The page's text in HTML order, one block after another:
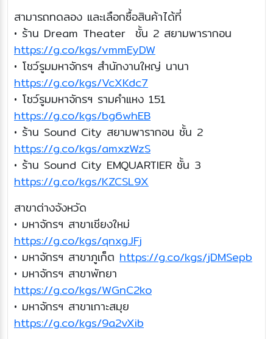
สามารถทดลอง และเลือกซื้อสินค้าได้ที่
• ร้าน Dream Theater ชั้น 2 สยามพารากอน
https://g.co/kgs/vmmEyDW
• โชว์รูมมหาจักรฯ สำนักงานใหญ่ นานา
https://g.co/kgs/VcXKdc7
• โชว์รูมมหาจักรฯ รามคำแหง 151
https://g.co/kgs/bg6whEB
• ร้าน Sound City สยามพารากอน ชั้น 2
https://g.co/kgs/amxzWzS
• ร้าน Sound City EMQUARTIER ชั้น 3
https://g.co/kgs/KZCSL9X
สาขาต่างจังหวัด
• มหาจักรฯ สาขาเชียงใหม่
https://g.co/kgs/qnxgJFj
• มหาจักรฯ สาขาภูเก็ต https://g.co/kgs/jDMSepb
• มหาจักรฯ สาขาพัทยา
https://g.co/kgs/WGnC2ko
• มหาจักรฯ สาขาเกาะสมุย
https://g.co/kgs/9a2vXib